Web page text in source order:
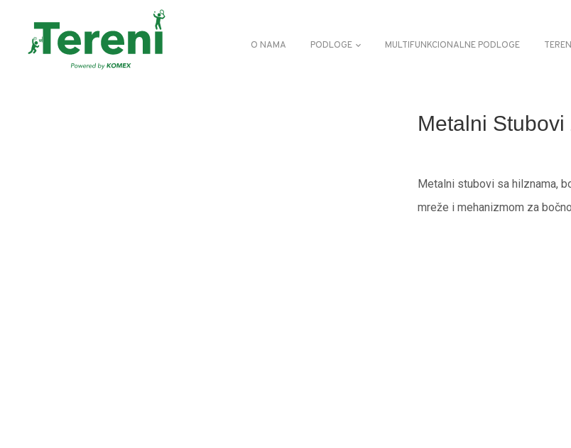
O NAMA PODLOGE MULTIFUNKCIONALNE PODLOGE
Metalni Stubovi
Metalni stubovi sa hilznama,
mreže i mehanizmom za